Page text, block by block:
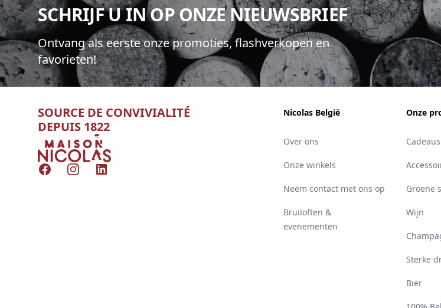
SCHRIJF U IN OP ONZE NIEUWSBRIEF
Ontvang als eerste onze promoties, flashverkopen en
favorieten!
SOURCE DE CONVIVIALITÉ
DEPUIS 1822
Nicolas
FacebookInstagramLinkedIn
Nicolas België
Over ons
Onze winkels
Neem contact met ons op
Bruiloften &
evenementen
Onze
Cadeaus
Groene
Wijn
Sterke
Bier